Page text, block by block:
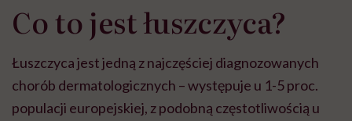
Co to jest łuszczyca?
Łuszczyca jest jedną z najczęściej diagnozowanych
chorób dermatologicznych – występuje u 1-5 proc.
populacji europejskiej, z podobną częstotliwością u